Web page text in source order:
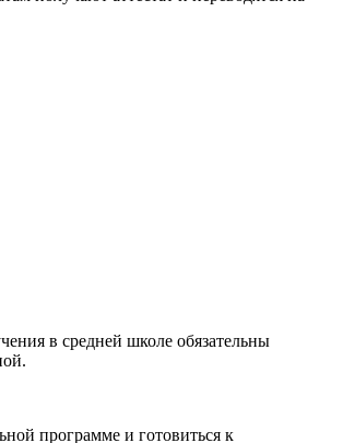
в средней школе обязательны
программе и готовиться к